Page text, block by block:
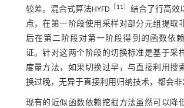
较差。混合式算法HYFD
11
结合了行高效
点，在第一阶段使用采样对部分元组提取
后在第二阶段对第一阶段得到的函数依
证。针对这两个阶段的切换标准是基于采
度量方法，如果切换过早，与直接利用搜
换过晚，无异于直接利用归纳技术，都会非
现有的近似函数依赖挖掘方法虽然可以降